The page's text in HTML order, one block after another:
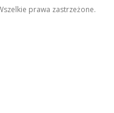
prawa zastrzeżone.